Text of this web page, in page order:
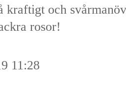
kraftigt och
rosor!
11:28